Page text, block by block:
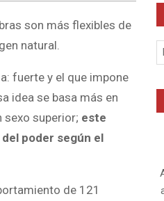
son más flexibles de
natural.
fuerte y el que impone
idea se basa más en
sexo superior; este
poder según el
de 121